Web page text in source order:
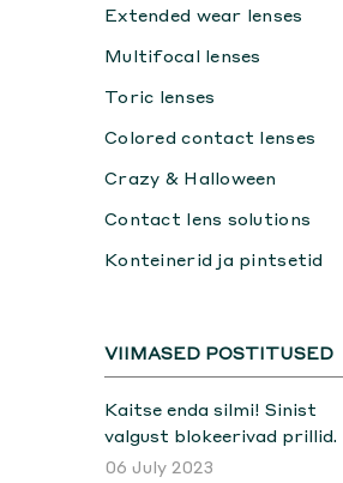
Extended wear lenses
Multifocal lenses
Toric lenses
Colored contact lenses
Crazy & Halloween
Contact lens solutions
Konteinerid ja pintsetid
VIIMASED POSTITUSED
Kaitse enda silmi! Sinist
valgust blokeerivad prillid.
06 July 2023